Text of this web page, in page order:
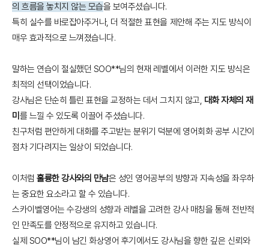
의 흐름을 놓치지 않는 모습을 보여주셨습니다.
특히 실수를 바로잡아주거나, 더 적절한 표현을 제안해 주는 지도 방식이
매우 효과적으로 느껴졌습니다.
말하는 연습이 절실했던 SOO**님의 현재 레벨에서 이러한 지도 방식은
최적의 선택이었습니다.
강사님은 단순히 틀린 표현을 교정하는 데서 그치지 않고, 대화 자체의 재
미 를 느낄 수 있도록 이끌어 주셨습니다.
친구처럼 편안하게 대화를 주고받는 분위기 덕분에 영어회화 공부 시간이
점차 기다려지는 일상이 되었습니다.
이처럼훌륭한 강사와의 만남은 성인 영어공부의 방향과 지속성을 좌우하
는 중요한 요소라고 할 수 있습니다.
스카이벨영어는 수강생의 성향과 레벨을 고려한 강사 매칭을 통해 전반적
인 만족도를 안정적으로 유지하고 있습니다.
실제 SOO**님이 남긴 화상영어 후기에서도 강사님을 향한 깊은 신뢰와